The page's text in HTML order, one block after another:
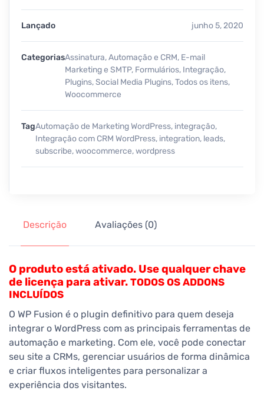
Lançado junho 5, 2020
CategoriasAssinatura,Automação e CRM, E-mail
Marketing e SMTP, Formulários, Integração,
Plugins,Social Media Plugins,Todos os itens,
Woocommerce
TagAutomação de Marketing WordPress, integração,
Integração com CRM WordPress, integration, leads,
subscribe,woocommerce,wordpress
Descrição Avaliações (0)
O produto está ativado. Use qualquer chave
de licença para ativar. TODOS OS ADDONS
INCLUÍDOS
O WP Fusion é o plugin definitivo para quem deseja
integrar o WordPress com as principais ferramentas de
automação e marketing. Com ele, você pode conectar
seu site a CRMs, gerenciar usuários de forma dinâmica
e criar fluxos inteligentes para personalizar a
experiência dos visitantes.